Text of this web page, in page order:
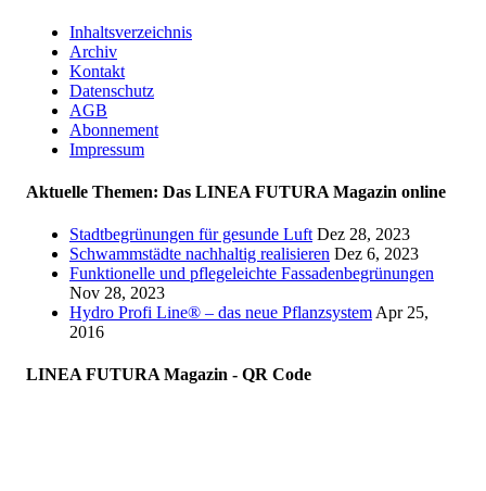
Inhaltsverzeichnis
Archiv
Kontakt
Datenschutz
AGB
Abonnement
Impressum
Aktuelle Themen: Das LINEA FUTURA Magazin online
Stadtbegrünungen für gesunde Luft Dez 28, 2023
Schwammstädte nachhaltig realisieren Dez 6, 2023
Funktionelle und pflegeleichte Fassadenbegrünungen
Nov 28, 2023
Hydro Profi Line® – das neue Pflanzsystem Apr 25,
2016
LINEA FUTURA Magazin - QR Code